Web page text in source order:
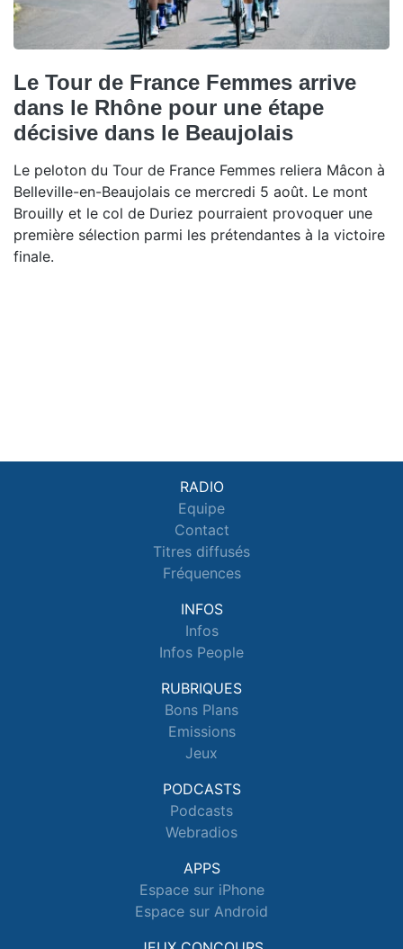
Le Tour de France Femmes arrive
dans le Rhône pour une étape
décisive dans le Beaujolais
Le peloton du Tour de France Femmes reliera Mâcon à
Belleville-en-Beaujolais ce mercredi 5 août. Le mont
Brouilly et le col de Duriez pourraient provoquer une
première sélection parmi les prétendantes à la victoire
finale.
RADIO
Equipe
Contact
Titres diffusés
Fréquences
INFOS
Infos
Infos People
RUBRIQUES
Bons Plans
Emissions
Jeux
PODCASTS
Podcasts
Webradios
APPS
Espace sur iPhone
Espace sur Android